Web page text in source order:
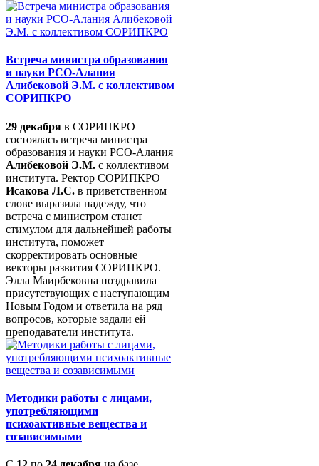
Встреча министра образования
и науки РСО-Алания
Алибековой Э.М. с коллективом
СОРИПКРО
29 декабря в СОРИПКРО
состоялась встреча министра
образования и науки РСО-Алания
Алибековой Э.М. с коллективом
института. Ректор СОРИПКРО
Исакова Л.С. в приветственном
слове выразила надежду, что
встреча с министром станет
стимулом для дальнейшей работы
института, поможет
скорректировать основные
векторы развития СОРИПКРО.
Элла Маирбековна поздравила
присутствующих с наступающим
Новым Годом и ответила на ряд
вопросов, которые задали ей
преподаватели института.
Методики работы с лицами,
употребляющими
психоактивные вещества и
созависимыми